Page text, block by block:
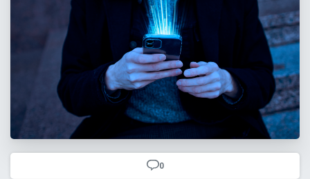
Navegando por los riesgos de la IA en la seguridad móvil:
Lecciones de los resúmenes de notificaciones de Apple">
0